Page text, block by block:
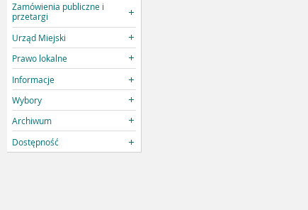
Zamówienia publiczne i
przetargi
Urząd Miejski
Prawo lokalne
Informacje
Wybory
Archiwum
Dostępność